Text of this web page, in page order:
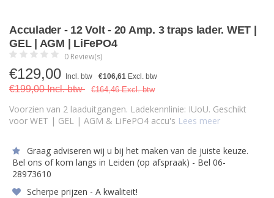
Acculader - 12 Volt - 20 Amp. 3 traps lader. WET |
GEL | AGM | LiFePO4
0 Review(s)
€129,00 Incl. btw €106,61 Excl. btw
€199,00 Incl. btw €164,46 Excl. btw
Voorzien van 2 laaduitgangen. Ladekennlinie: IUoU. Geschikt
voor WET | GEL | AGM & LiFePO4 accu's Lees meer
Graag adviseren wij u bij het maken van de juiste keuze.
Bel ons of kom langs in Leiden (op afspraak) - Bel 06-
28973610
Scherpe prijzen - A kwaliteit!